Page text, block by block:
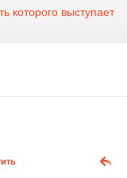
которого выступает